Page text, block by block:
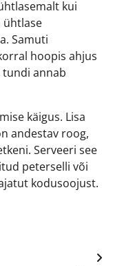
kui
ühtlase
Samuti
hoopis ahjus
tundi annab
käigus. Lisa
andestav roog,
Serveeri see
peterselli või
kodusoojust.